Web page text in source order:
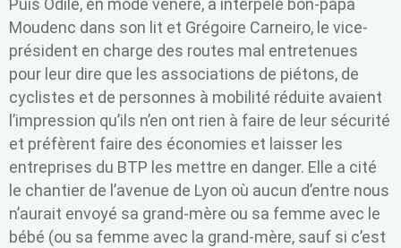
Puis Odile, en mode vénère, a interpelé bon-papa
Moudenc dans son lit et Grégoire Carneiro, le vice-
président en charge des routes mal entretenues
pour leur dire que les associations de piétons, de
cyclistes et de personnes à mobilité réduite avaient
l’impression qu’ils n’en ont rien à faire de leur sécurité
et préfèrent faire des économies et laisser les
entreprises du BTP les mettre en danger. Elle a cité
le chantier de l’avenue de Lyon où aucun d’entre nous
n’aurait envoyé sa grand-mère ou sa femme avec le
bébé (ou sa femme avec la grand-mère, sauf si c’est